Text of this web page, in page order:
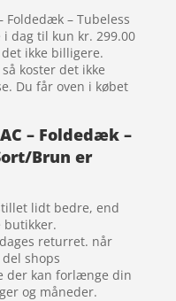
Foldedæk – Tubeless
i dag til kun kr. 299.00
ikke billigere.
koster det ikke
Du får oven i købet
– Foldedæk –
Brun er
lidt bedre, end
butikker.
returret. når
shops
der kan forlænge din
og måneder.